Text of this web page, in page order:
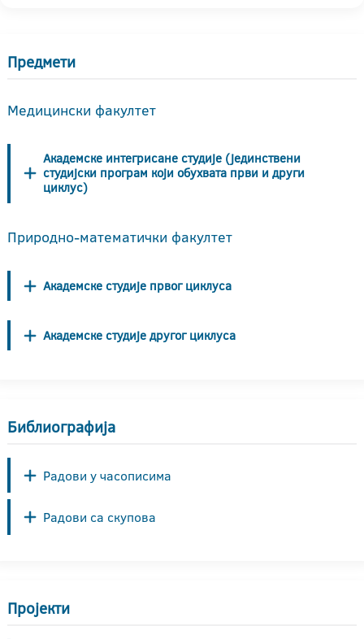
Предмети
Медицински факултет
Академске интегрисане студије (јединствени
студијски програм који обухвата први и други
циклус)
Природно-математички факултет
Академске студије првог циклуса
Академске студије другог циклуса
Библиографија
Радови у часописима
Радови са скупова
Пројекти